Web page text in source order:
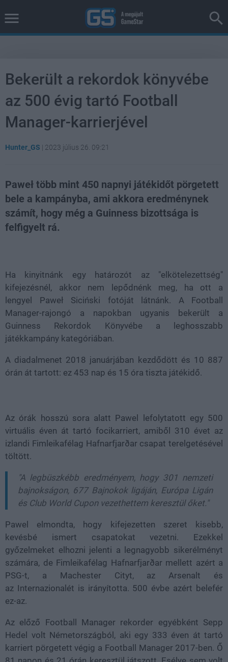
Bekerült a rekordok könyvébe
az 500 évig tartó Football
Manager-karrierjével
Hunter_GS | 2023 július 26. 09:21
Paweł több mint 450 napnyi játékidőt pörgetett
bele a kampányba, ami akkora eredménynek
számít, hogy még a Guinness bizottsága is
felfigyelt rá.
Ha kinyitnánk egy határozót az "elkötelezettség"
kifejezésnél, akkor nem lepődnénk meg, ha ott a
lengyel Paweł Siciński fotóját látnánk. A Football
Manager-rajongó a napokban ugyanis bekerült a
Guinness Rekordok Könyvébe a leghosszabb
játékkampány kategóriában.
A diadalmenet 2018 januárjában kezdődött és 10 887
órán át tartott: ez 453 nap és 15 óra tiszta játékidő.
Az órák hosszú sora alatt Pawel lefolytatott egy 500
virtuális éven át tartó focikarriert, amiből 310 évet az
izlandi Fimleikafélag Hafnarfjarðar csapat terelgetésével
töltött.
"A legbüszkébb eredményem, hogy 301 nemzeti
bajnokságon, 677 Bajnokok ligáján, Európa Ligán
és Club World Cupon vezethettem keresztül őket."
Pawel elmondta, hogy kifejezetten szeret kisebb,
kevésbé ismert csapatokat vezetni. Ezekkel
győzelmeket elhozni jelenti a legnagyobb sikerélményt
számára, de Fimleikafélag Hafnarfjarðar mellett azért a
PSG-t, a Machester Cityt, az Arsenalt és
az Internazionalét is irányította. 500 évbe azért belefér
ez-az.
Az előző Football Manager rekorder egyébként Sepp
Hedel volt Németországból, aki egy 333 éven át tartó
karriert pörgetett végig a Football Manager 2017-ben. Ő